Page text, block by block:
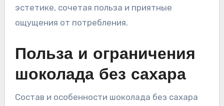
эстетике, сочетая польза и приятные
ощущения от потребления.
Польза и ограничения
шоколада без сахара
Состав и особенности шоколада без сахара